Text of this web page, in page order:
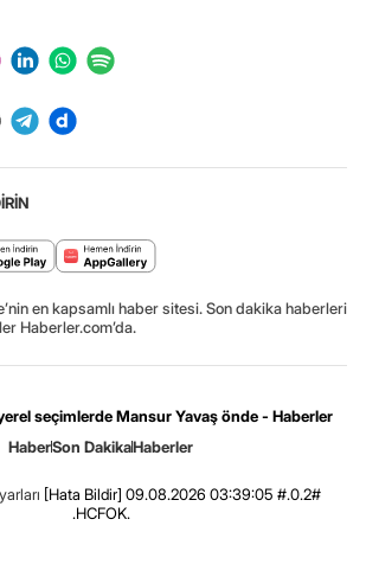
en kapsamlı haber sitesi. Son dakika haberleri
Haberler.com’da.
seçimlerde Mansur Yavaş önde - Haberler
HaberSon DakikaHaberler
[Hata Bildir] 09.08.2026 03:39:05 #.0.2#
.HCFOK.